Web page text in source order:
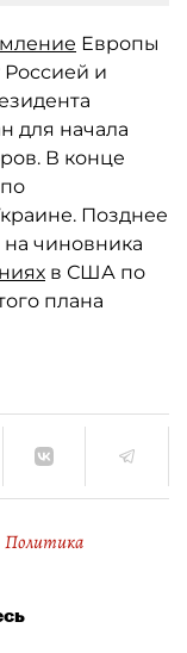
Европы
и
для начала
В конце
Позднее
на чиновника
в США по
плана
Политика